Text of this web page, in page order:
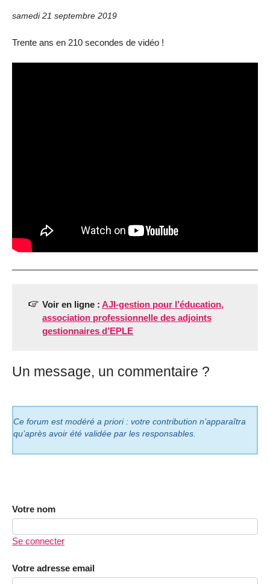
samedi 21 septembre 2019
Trente ans en 210 secondes de vidéo !
Voir en ligne : AJI-gestion pour l’éducation,
association professionnelle des adjoints
gestionnaires d’EPLE
Un message, un commentaire ?
Ce forum est modéré a priori : votre contribution n’apparaîtra
qu’après avoir été validée par les responsables.
Votre nom
Se connecter
Votre adresse email